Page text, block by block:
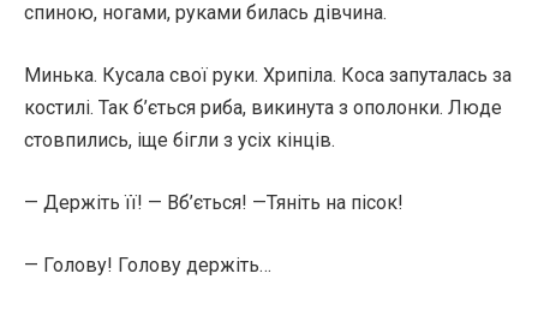
спиною, ногами, руками билась дівчина.
Минька. Кусала свої руки. Хрипіла. Коса запуталась за
костилі. Так б’ється риба, викинута з ополонки. Люде
стовпились, іще бігли з усіх кінців.
— Держіть її! — Вб’ється! —Тяніть на пісок!
— Голову! Голову держіть…